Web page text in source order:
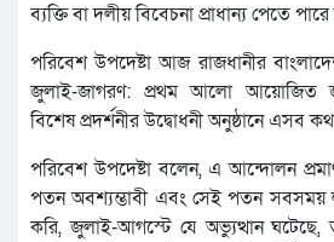
ব্যক্তি বা দলীয় বিবেচনা প্রাধান্য পেতে পারে
পরিবেশ উপদেষ্টা আজ রাজধানীর
জুলাই-জাগরণ: প্রথম আলো আয়োজিত
বিশেষ প্রদর্শনীর উদ্বোধনী অনুষ্ঠানে এসব
পরিবেশ উপদেষ্টা বলেন, এ আন্দোলন
পতন অবশ্যম্ভাবী এবং সেই পতন
করি, জুলাই-আগস্টে যে অভ্যুত্থান ঘটেছে,